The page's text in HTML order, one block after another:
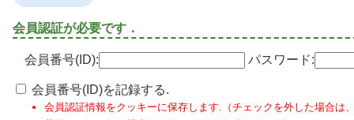
会員認証が必要です．
会員番号(ID): パスワード:
会員番号(ID)を記録する.
会員認証情報をクッキーに保存します.（チェックを外した場合は